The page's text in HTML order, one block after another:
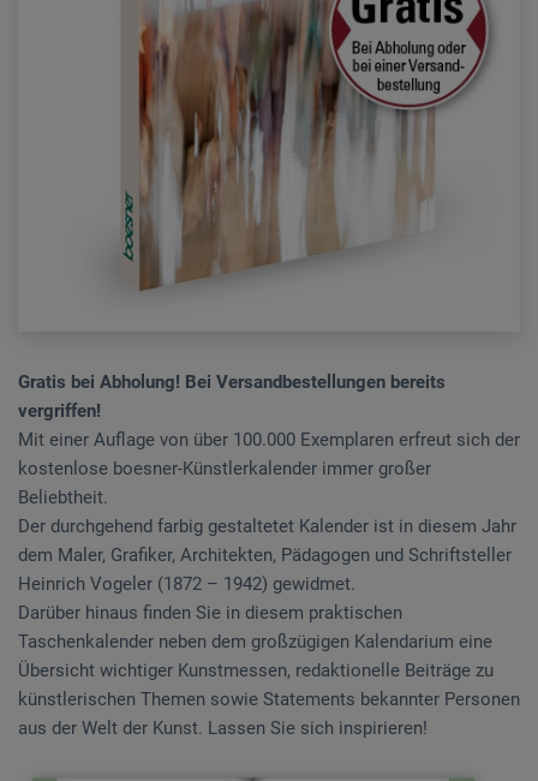
Gratis bei Abholung! Bei Versandbestellungen bereits
vergriffen!
Mit einer Auflage von über 100.000 Exemplaren erfreut sich der
kostenlose boesner-Künstlerkalender immer großer
Beliebtheit.
Der durchgehend farbig gestaltetet Kalender ist in diesem Jahr
dem Maler, Grafiker, Architekten, Pädagogen und Schriftsteller
Heinrich Vogeler (1872 – 1942) gewidmet.
Darüber hinaus finden Sie in diesem praktischen
Taschenkalender neben dem großzügigen Kalendarium eine
Übersicht wichtiger Kunstmessen, redaktionelle Beiträge zu
künstlerischen Themen sowie Statements bekannter Personen
aus der Welt der Kunst. Lassen Sie sich inspirieren!